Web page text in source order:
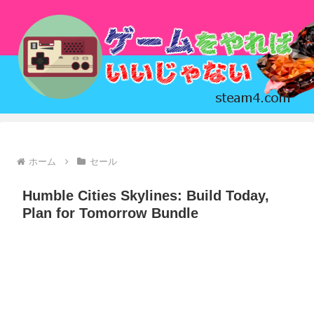
ホーム セール
Humble Cities Skylines: Build Today,
Plan for Tomorrow Bundle